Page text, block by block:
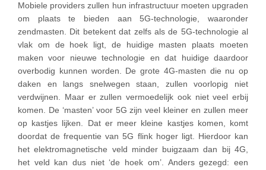
Mobiele providers zullen hun infrastructuur moeten upgraden
om plaats te bieden aan 5G-technologie, waaronder
zendmasten. Dit betekent dat zelfs als de 5G-technologie al
vlak om de hoek ligt, de huidige masten plaats moeten
maken voor nieuwe technologie en dat huidige daardoor
overbodig kunnen worden. De grote 4G-masten die nu op
daken en langs snelwegen staan, zullen voorlopig niet
verdwijnen. Maar er zullen vermoedelijk ook niet veel erbij
komen. De ‘masten’ voor 5G zijn veel kleiner en zullen meer
op kastjes lijken. Dat er meer kleine kastjes komen, komt
doordat de frequentie van 5G flink hoger ligt. Hierdoor kan
het elektromagnetische veld minder buigzaam dan bij 4G,
het veld kan dus niet ‘de hoek om’. Anders gezegd: een